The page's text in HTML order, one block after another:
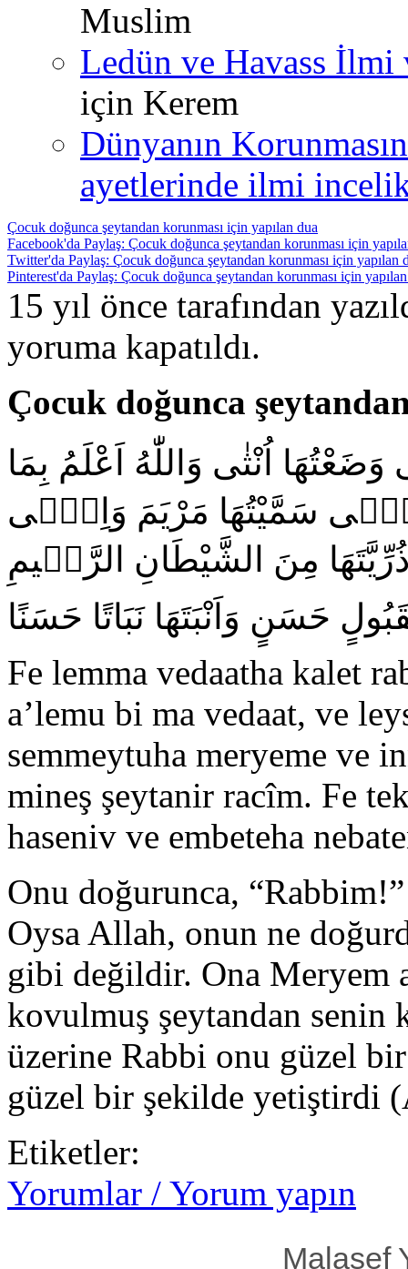
Muslim
Ledün ve Havass İlmi
için Kerem
Dünyanın
ayetlerinde ilmi
Çocuk doğunca şeytandan korunması için yapılan dua
Facebook'da Paylaş: Çocuk doğunca şeytandan korunması için
Twitter'da Paylaş: Çocuk doğunca şeytandan korunması için yapılan
Pinterest'da Paylaş: Çocuk doğunca şeytandan korunması için
15 yıl önce tarafından
yoruma kapatıldı.
Çocuk doğunca
اُنْثٰى وَاللّٰهُ اَعْلَمُ بِمَا
سَمَّيْتُهَا مَرْيَمَ وَاِنّٖى
مِنَ الشَّيْطَانِ الرَّجٖيمِ
حَسَنٍ وَاَنْبَتَهَا نَبَاتًا حَسَنًا
Fe lemma vedaatha kalet
a’lemu bi ma vedaat, ve
semmeytuha meryeme ve
mineş şeytanir racîm. Fe
haseniv ve embeteha
Onu doğurunca,
Oysa Allah, onun ne
gibi değildir. Ona Meryem
kovulmuş şeytandan senin
üzerine Rabbi onu güzel
güzel bir şekilde yetiştirdi
Etiketler:
Yorumlar / Yorum yapın
Malasef